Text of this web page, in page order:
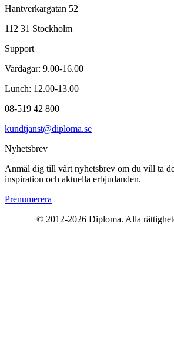
Hantverkargatan 52
112 31 Stockholm
Support
Vardagar: 9.00-16.00
Lunch: 12.00-13.00
08-519 42 800
kundtjanst@diploma.se
Nyhetsbrev
Anmäl dig till vårt nyhetsbrev om du vill ta
inspiration och aktuella erbjudanden.
Prenumerera
© 2012-2026Diploma. Alla